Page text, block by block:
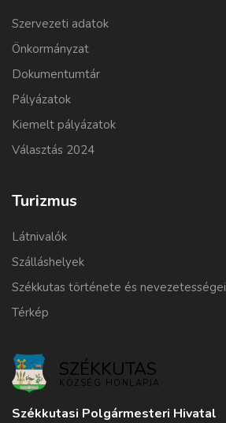
Szervezeti adatok
Önkormányzat
Dokumentumtár
Pályázatok
Kiemelt pályázatok
Választás 2024
Turizmus
Látnivalók
Szálláshelyek
Székkutas története és nevezetességei
Térkép
SZÉKKUTAS
KÖZSÉG HONLAPJA
Székkutasi Polgármesteri Hivatal